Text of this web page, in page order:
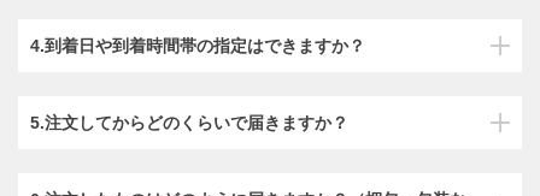
4.到着日や到着時間帯の指定はできますか？
5.注文してからどのくらいで届きますか？